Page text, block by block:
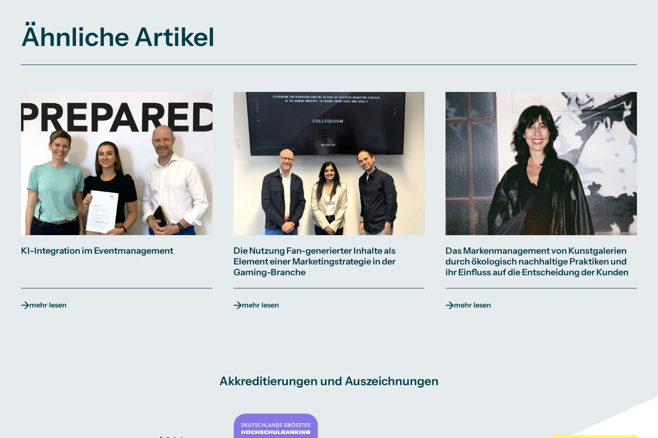
Ähnliche Artikel
KI-Integration im Eventmanagement
mehr lesen
Die Nutzung Fan-generierter Inhalte als
Element einer Marketingstrategie in der
Gaming-Branche
mehr lesen
Das Markenmanagement von Kunstgalerien
durch ökologisch nachhaltige Praktiken und
ihr Einfluss auf die Entscheidung der Kunden
mehr lesen
Akkreditierungen und Auszeichnungen